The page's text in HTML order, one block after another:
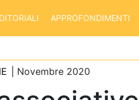
APPROFONDIMENTI
| Novembre 2020